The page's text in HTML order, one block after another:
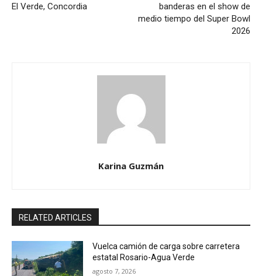
El Verde, Concordia
banderas en el show de
medio tiempo del Super Bowl
2026
Karina Guzmán
RELATED ARTICLES
Vuelca camión de carga sobre carretera
estatal Rosario-Agua Verde
agosto 7, 2026